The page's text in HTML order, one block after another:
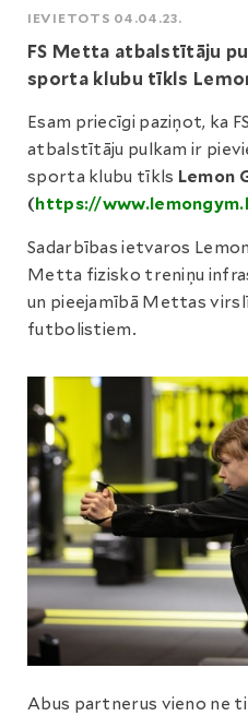
IEVIETOTS 04.04.23.
FS Metta atbalstītāju
sporta klubu tīkls
Esam priecīgi paziņot, ka
atbalstītāju pulkam ir
sporta klubu tīkls Lemon
(https://
Sadarbības ietvaros
Metta fizisko treniņu
un pieejamībā Mettas
futbolistiem.
Abus partnerus vieno ne